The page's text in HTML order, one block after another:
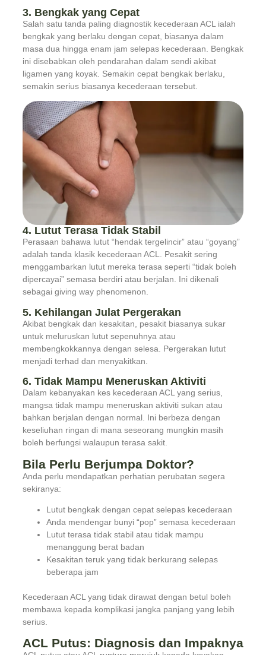
3. Bengkak yang Cepat
Salah satu tanda paling diagnostik kecederaan ACL ialah
bengkak yang berlaku dengan cepat, biasanya dalam
masa dua hingga enam jam selepas kecederaan. Bengkak
ini disebabkan oleh pendarahan dalam sendi akibat
ligamen yang koyak. Semakin cepat bengkak berlaku,
semakin serius biasanya kecederaan tersebut.
4. Lutut Terasa Tidak Stabil
Perasaan bahawa lutut “hendak tergelincir” atau “goyang”
adalah tanda klasik kecederaan ACL. Pesakit sering
menggambarkan lutut mereka terasa seperti “tidak boleh
dipercayai” semasa berdiri atau berjalan. Ini dikenali
sebagai giving way phenomenon.
5. Kehilangan Julat Pergerakan
Akibat bengkak dan kesakitan, pesakit biasanya sukar
untuk meluruskan lutut sepenuhnya atau
membengkokkannya dengan selesa. Pergerakan lutut
menjadi terhad dan menyakitkan.
6. Tidak Mampu Meneruskan Aktiviti
Dalam kebanyakan kes kecederaan ACL yang serius,
mangsa tidak mampu meneruskan aktiviti sukan atau
bahkan berjalan dengan normal. Ini berbeza dengan
keseliuhan ringan di mana seseorang mungkin masih
boleh berfungsi walaupun terasa sakit.
Bila Perlu Berjumpa Doktor?
Anda perlu mendapatkan perhatian perubatan segera
sekiranya:
Lutut bengkak dengan cepat selepas kecederaan
Anda mendengar bunyi “pop” semasa kecederaan
Lutut terasa tidak stabil atau tidak mampu
menanggung berat badan
Kesakitan teruk yang tidak berkurang selepas
beberapa jam
Kecederaan ACL yang tidak dirawat dengan betul boleh
membawa kepada komplikasi jangka panjang yang lebih
serius.
ACL Putus: Diagnosis dan Impaknya